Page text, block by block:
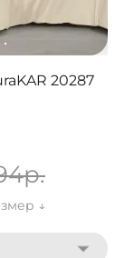
20287
р.
↓